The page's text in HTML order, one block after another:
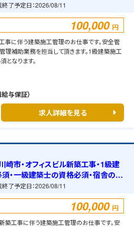
了予定日：2026/08/11
100,000 円
事に伴う建築施工管理のお仕事です。安全管
理補助業務を担当して頂きます。1級建築施工
なります。
与保証）
求人詳細を見る
市・オフィスビル新築工事・1級建
・一級建築士の資格必須・宿舎の準
了予定日：2026/08/11
100,000 円
築工事に伴う建築施工管理のお仕事です。安